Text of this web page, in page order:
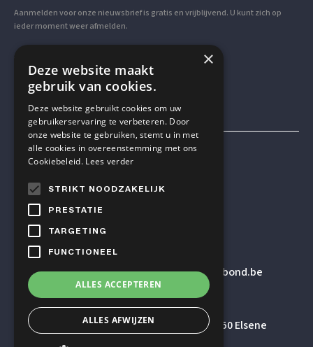
Aanmelden voor onze nieuwsbrief is gratis en vrijblijvend. U kunt zich op
ieder moment weer afmelden.
Mensen & Wetenschap VZW
E-MAILADRES
secretariaat@humanistischverbond.be
BEZOEKADRES
Pleinlaan 5 – 5de verdieping, 1050 Elsene
×
Deze website maakt
gebruik van cookies.
Deze website gebruikt cookies om uw
gebruikerservaring te verbeteren. Door
onze website te gebruiken, stemt u in met
alle cookies in overeenstemming met ons
Cookiebeleid. Lees verder
STRIKT NOODZAKELIJK
PRESTATIE
TARGETING
FUNCTIONEEL
ALLES ACCEPTEREN
ALLES AFWIJZEN